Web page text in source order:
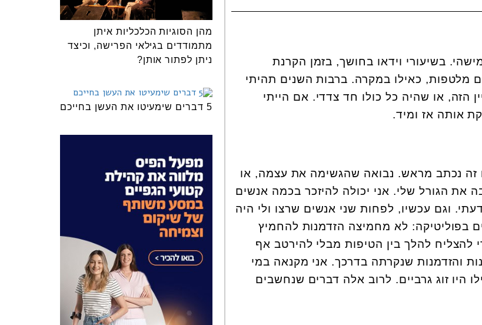
בשיעורי וידאו בחושך, בזמן הקרנת
מלטפות, כאילו במקרה. ברבות השנים תהיתי
הזה, או שהיה כל כולו חד צדדי. אם הייתי
אותה אז ומיד.
זה נכתב מראש. נבואה שהגשימה את עצמה, או
את הגורל שלי. אני יכולה להיזכר בכמה אנשים
וגם עכשיו, לפחות שני אנשים שרצו ולי היה
בפוליטיקה: לא מחמיצה הזדמנות להחמיץ
להצליח להלך בין הטיפות מבלי להירטב אף
והזדמנות שנקרתה בדרכך. אני מקנאה במי
זוג גרביים. לרוב אלה דברים שנחשבים
מהן הסוגיות הכלכליות איתן
מתמודדים בגילאי הפרישה, וכיצד
ניתן לפתור אותן?
5 דברים שימעיטו את העשן בחייכם